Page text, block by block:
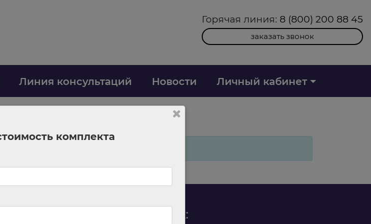
Горячая линия: 8 (800) 200 88 45
заказать звонок
Линия консультаций Новости Личный кабинет
Офис продаж:
комплекта